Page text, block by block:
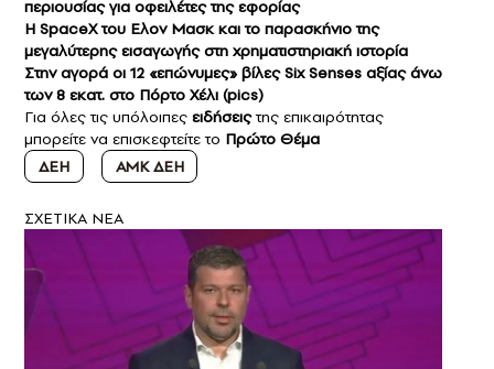
περιουσίας για οφειλέτες της εφορίας
H SpaceX του Ελον Μασκ και το παρασκήνιο της
μεγαλύτερης εισαγωγής στη χρηματιστηριακή ιστορία
Στην αγορά οι 12 «επώνυμες» βίλες Six Senses αξίας άνω
των 8 εκατ. στο Πόρτο Χέλι (pics)
Για όλες τις υπόλοιπες ειδήσειςτης επικαιρότητας
μπορείτε να επισκεφτείτε το Πρώτο Θέμα
ΔΕΗ
ΑΜΚ ΔΕΗ
ΣXETIKA NEA